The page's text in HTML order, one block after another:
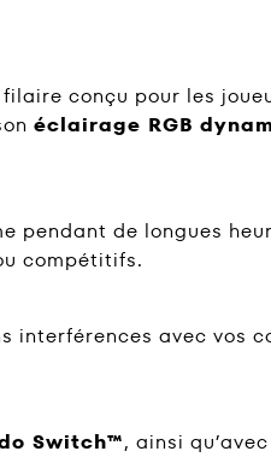
conçu pour les
éclairage RGB
pendant de longues
compétitifs.
avec vos
Switch™, ainsi qu’avec